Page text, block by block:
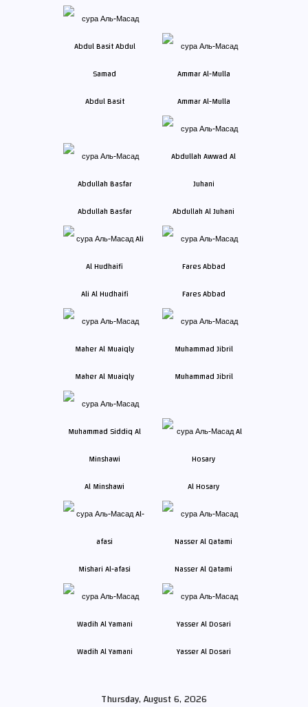
Abdul Basit Ammar Al-Mulla
Abdullah Basfar Abdullah Al Juhani
Ali Al Hudhaifi Fares Abbad
Maher Al Muaiqly Muhammad Jibril
Al Minshawi Al Hosary
Mishari Al-afasi Nasser Al Qatami
Wadih Al Yamani Yasser Al Dosari
Thursday, August 6, 2026